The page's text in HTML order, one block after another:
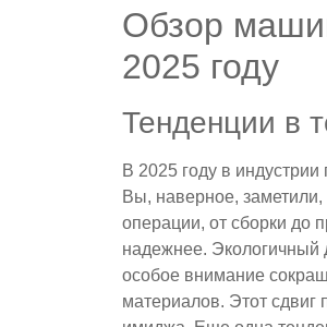
Обзор
2025 году
Тенденции в
В 2025 году в
Вы, наверное, заметили,
операции, от сборки до
надежнее. Экологичный
особое внимание
материалов. Этот сдвиг